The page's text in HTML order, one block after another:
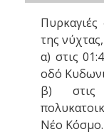
της
α) στις
οδό
β) στις
Νέο Κόσμο.